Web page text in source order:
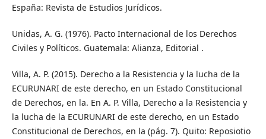
España: Revista de Estudios Jurídicos.
Unidas, A. G. (1976). Pacto Internacional de los Derechos
Civiles y Políticos. Guatemala: Alianza, Editorial .
Villa, A. P. (2015). Derecho a la Resistencia y la lucha de la
ECURUNARI de este derecho, en un Estado Constitucional
de Derechos, en la. En A. P. Villa, Derecho a la Resistencia y
la lucha de la ECURUNARI de este derecho, en un Estado
Constitucional de Derechos, en la (pág. 7). Quito: Reposiotio